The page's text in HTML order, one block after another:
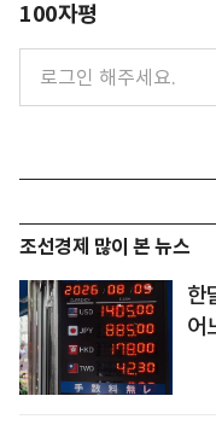
100자평
조선경제 많이 본 뉴스
한
어